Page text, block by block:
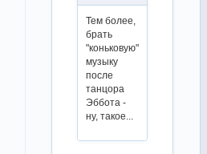
Тем более,
брать
"коньковую"
музыку
после
танцора
Эббота -
ну, такое...